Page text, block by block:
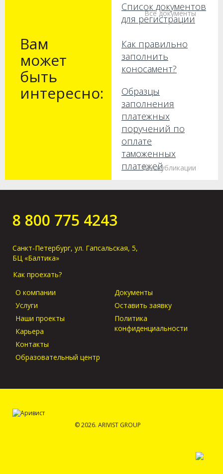
Список документов
для регистрации
Все документы
Вам
может
быть
интересно:
Как правильно
заполнить
коносамент?
Образцы
заполнения
платежных
поручений по
оплате
таможенных
платежей
Как получить груз
Все публикации
8 800 775 4243
Санкт-Петербург, ул. Гапсальская, 5,
БЦ «Балтика»
Как проехать?
О компании
Услуги
Наши проекты
Карьера
Контакты
Образовательный центр
Документы
Оставить заявку
Политика
конфиденциальности
© 2026. ARIVIST GROUP